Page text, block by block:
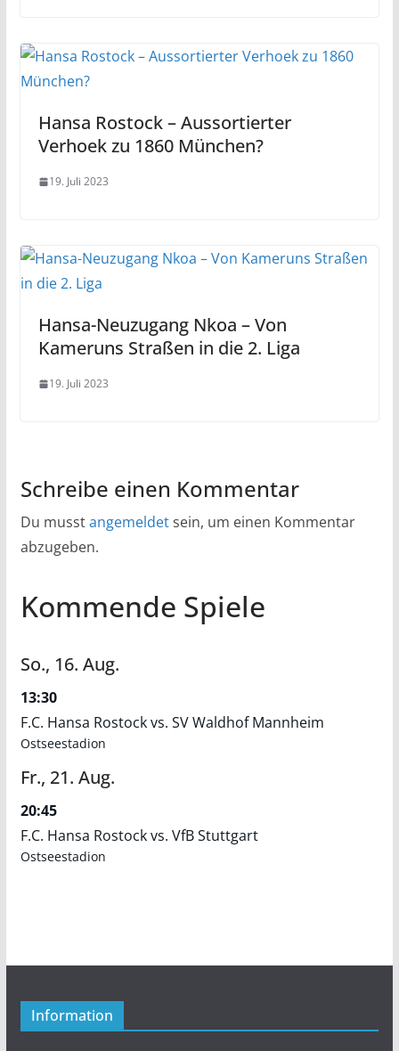
Hansa Rostock – Aussortierter
Verhoek zu 1860 München?
19. Juli 2023
Hansa-Neuzugang Nkoa – Von
Kameruns Straßen in die 2. Liga
19. Juli 2023
Schreibe einen Kommentar
Du musstangemeldetsein, um einen Kommentar
abzugeben.
Kommende Spiele
So., 16. Aug.
13:30
F.C. Hansa Rostock vs. SV Waldhof Mannheim
Ostseestadion
Fr., 21. Aug.
20:45
F.C. Hansa Rostock vs. VfB Stuttgart
Ostseestadion
Information